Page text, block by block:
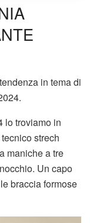
in tema di
lo troviamo in
strech
maniche a tre
Un capo
braccia formose